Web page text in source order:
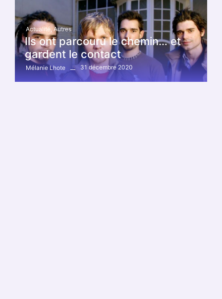
Actualité, Autres
Ils ont parcouru le chemin… et
gardent le contact
Mélanie Lhote 31 décembre 2020